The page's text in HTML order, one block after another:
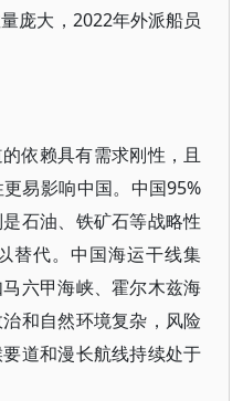
庞大，2022年外派船员
依赖具有需求刚性，且
易影响中国。中国95%
石油、铁矿石等战略性
替代。中国海运干线集
六甲海峡、霍尔木兹海
和自然环境复杂，风险
道和漫长航线持续处于